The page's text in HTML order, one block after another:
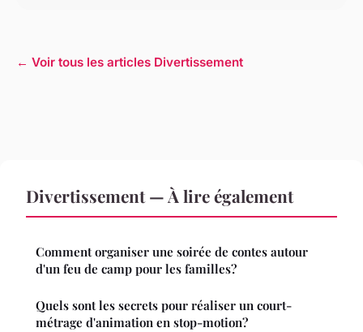
← Voir tous les articles Divertissement
Divertissement — À lire également
Comment organiser une soirée de contes autour
d'un feu de camp pour les familles?
Quels sont les secrets pour réaliser un court-
métrage d'animation en stop-motion?